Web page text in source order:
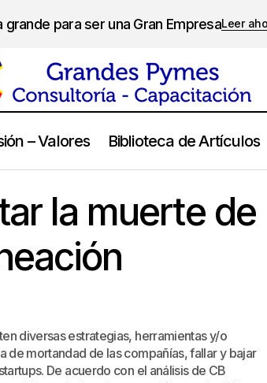
para ser una Gran EmpresaLeer
– Valores Biblioteca de Artículos
evitar la muerte de tu compañía: la planeación
la muerte de
diversas estrategias, herramientas y/o
de mortandad de las compañías, fallar y bajar
De acuerdo con el análisis de CB